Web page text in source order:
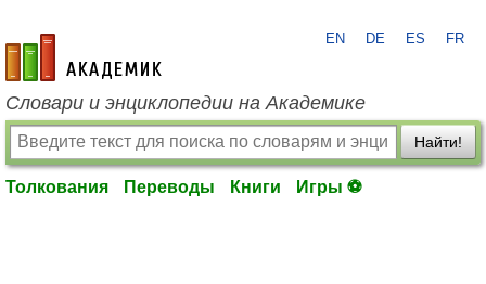
academic.ru
EN DE ES FR
Словари и энциклопедии на Академике
Найти!
Толкования Переводы Книги Игры ⚽